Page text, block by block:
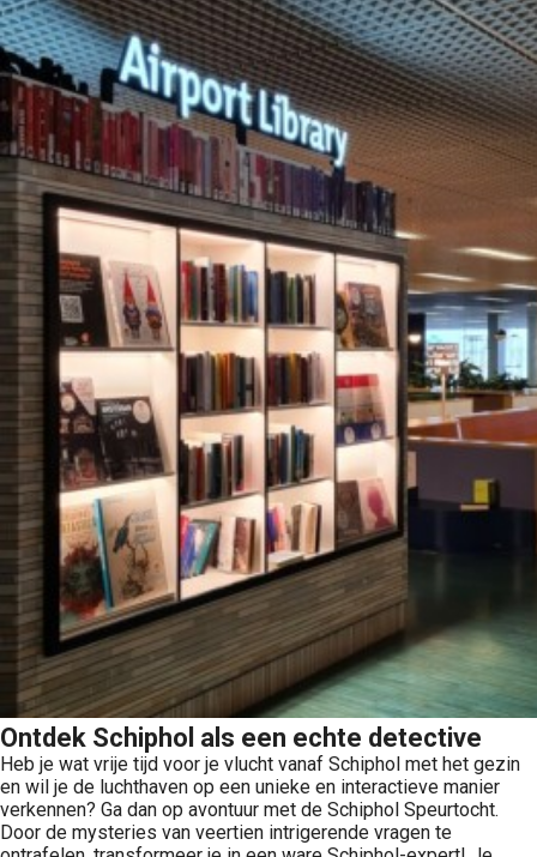
Ontdek Schiphol als een echte detective
Heb je wat vrije tijd voor je vlucht vanaf Schiphol met het gezin
en wil je de luchthaven op een unieke en interactieve manier
verkennen? Ga dan op avontuur met de Schiphol Speurtocht.
Door de mysteries van veertien intrigerende vragen te